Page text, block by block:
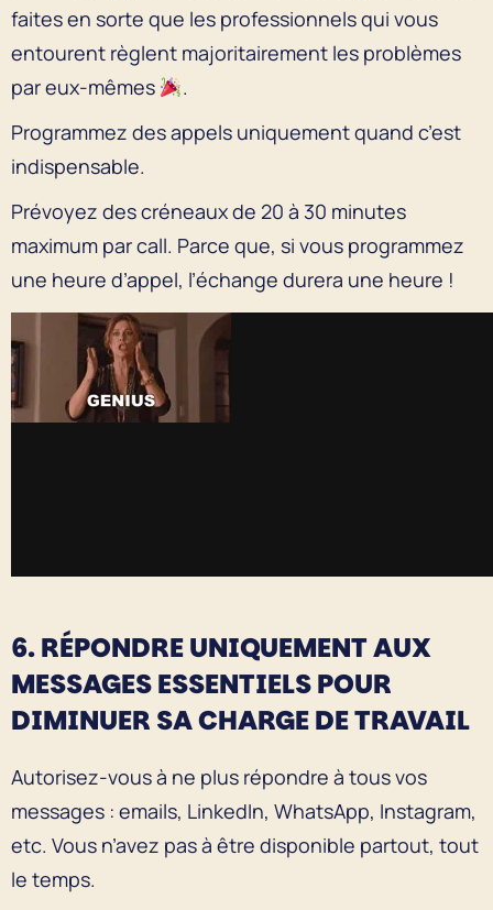
faites en sorte que les professionnels qui vous
entourent règlent majoritairement les problèmes
par eux-mêmes
.
Programmez des appels uniquement quand c’est
indispensable.
Prévoyez des créneaux de 20 à 30 minutes
maximum par call. Parce que, si vous programmez
une heure d’appel, l’échange durera une heure !
6. RÉPONDRE UNIQUEMENT AUX
MESSAGES ESSENTIELS POUR
DIMINUER SA CHARGE DE TRAVAIL
Autorisez-vous à ne plus répondre à tous vos
messages : emails, LinkedIn, WhatsApp, Instagram,
etc. Vous n’avez pas à être disponible partout, tout
le temps.